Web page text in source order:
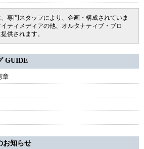
専門スタッフにより、企画・構成されていま
ティメディアの他、オルタナティブ・ブロ
供されます。
GUIDE
章
お知らせ